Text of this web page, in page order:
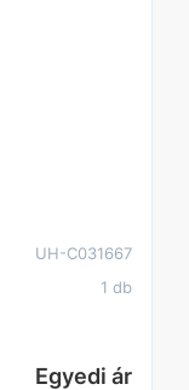
UH-C031667
1 db
Egyedi ár